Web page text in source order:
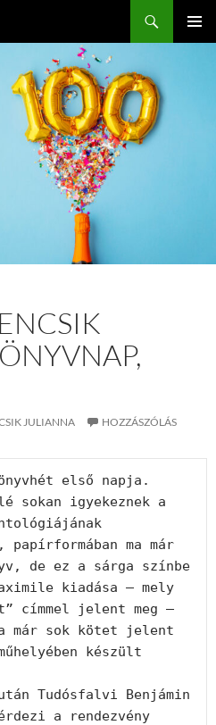
JULIANNA HOZZÁSZÓLÁS
első napja.
sokan igyekeznek a
ma már
de ez a sárga színbe
kiadása – mely
címmel jelent meg –
már sok kötet jelent
készült
Tudósfalvi Benjámin
a rendezvény